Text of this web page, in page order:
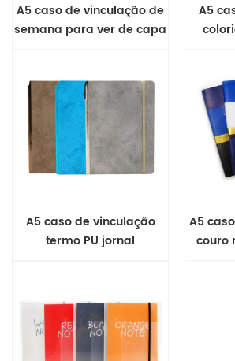
A5 caso de vinculação de
semana para ver de capa
A5
A5 caso de vinculação
termo PU jornal
A5
couro